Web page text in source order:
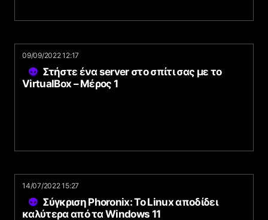
09/09/2022 12:17
Στήστε ένα server στο σπίτι σας με το
VirtualBox – Μέρος 1
14/07/2022 15:27
Σύγκριση Phoronix: Το Linux αποδίδει
καλύτερα από τα Windows 11